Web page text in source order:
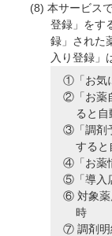
本サービス
登録」をす
録」された
入り登録」
「お気
「お薬
ると自
「調剤
すると
「お薬
「導入
対象薬
時
調剤明